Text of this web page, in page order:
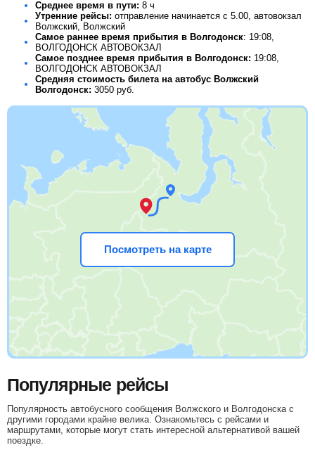
Среднее время в пути: 8 ч
Утренние рейсы: отправление начинается с 5.00, автовокзал
Волжский, Волжский
Самое раннее время прибытия в Волгодонск: 19:08,
ВОЛГОДОНСК АВТОВОКЗАЛ
Самое позднее время прибытия в Волгодонск: 19:08,
ВОЛГОДОНСК АВТОВОКЗАЛ
Средняя стоимость билета на автобус Волжский
Волгодонск: 3050 руб.
Посмотреть на карте
Популярные рейсы
Популярность автобусного сообщения Волжского и Волгодонска с
другими городами крайне велика. Ознакомьтесь с рейсами и
маршрутами, которые могут стать интересной альтернативой вашей
поездке.